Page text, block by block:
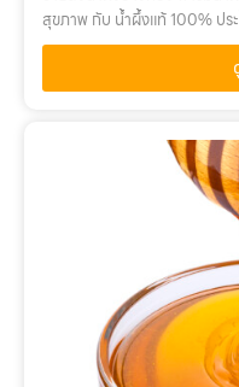
สุขภาพ กับ น้ำผึ้งแท้ 100% ปร
น้ำผึ้งอ่างทอง เติมความหวา